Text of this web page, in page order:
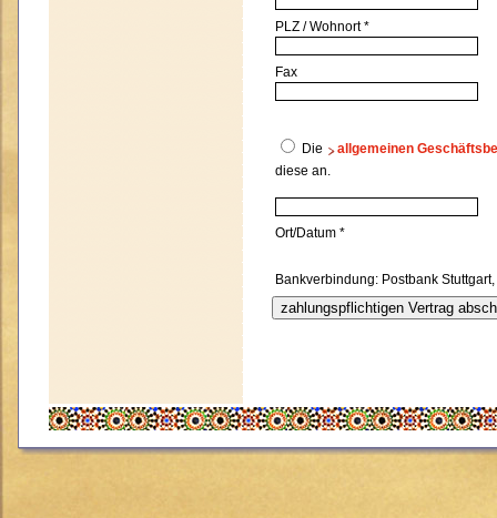
PLZ / Wohnort *
Fax
Die
allgemeinen
diese an.
Ort/Datum *
Bankverbindung: